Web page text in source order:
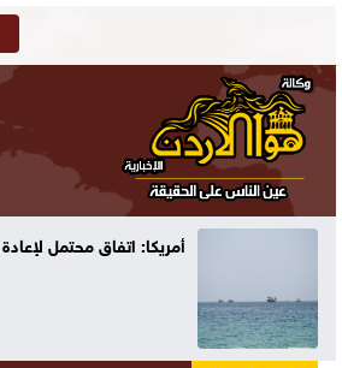
أمريكا: اتفاق محتمل